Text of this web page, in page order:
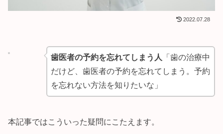
2022.07.28
歯医者の予約を忘れてしまう人 「歯の治療中
だけど、歯医者の予約を忘れてしまう。予約
を忘れない方法を知りたいな」
本記事ではこういった疑問にこたえます。